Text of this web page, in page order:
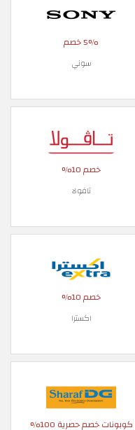
5% خصم
سوني
خصم 10%
تافولا
خصم 10%
اكسترا
كوبونات خصم حصرية 100%